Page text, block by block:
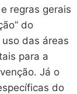
regras gerais
do
das áreas
para a
Já o
do